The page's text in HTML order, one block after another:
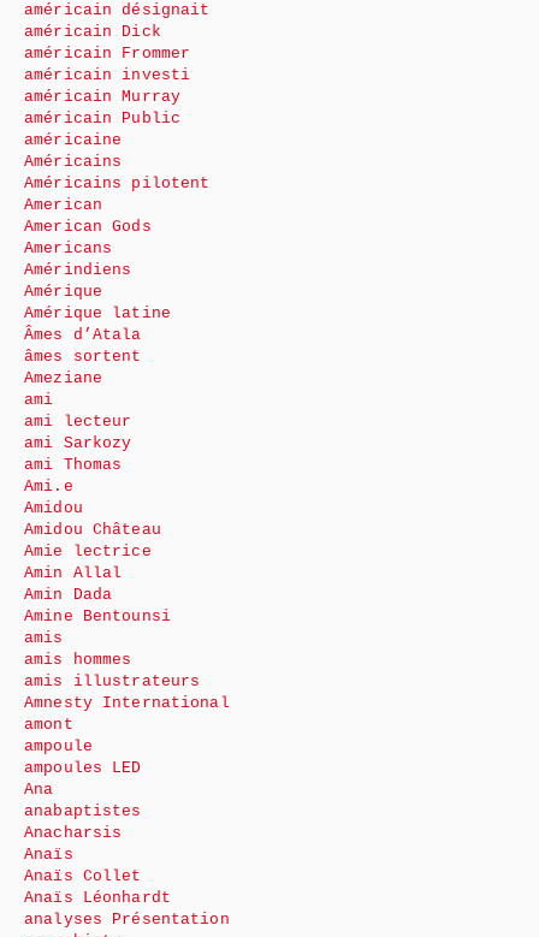
américain désignait
américain Dick
américain Frommer
américain investi
américain Murray
américain Public
américaine
Américains
Américains pilotent
American
American Gods
Americans
Amérindiens
Amérique
Amérique latine
Âmes d’Atala
âmes sortent
Ameziane
ami
ami lecteur
ami Sarkozy
ami Thomas
Ami.e
Amidou
Amidou Château
Amie lectrice
Amin Allal
Amin Dada
Amine Bentounsi
amis
amis hommes
amis illustrateurs
Amnesty International
amont
ampoule
ampoules LED
Ana
anabaptistes
Anacharsis
Anaïs
Anaïs Collet
Anaïs Léonhardt
analyses Présentation